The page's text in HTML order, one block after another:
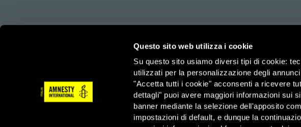
Questo sito web utilizza i cookie
Su questo sito usiamo diversi tipi di cookie:
utilizzati per la personalizzazione degli
"Accetta tutti i cookie" acconsenti a ricevere
dettagli" puoi avere maggiori informazioni sui
banner mediante la selezione dell'apposito
impostazioni di default, e dunque la
amnesty.org
Amnesty International – Sezione Italiana OdV – Via Ludovico di Savoia 2b